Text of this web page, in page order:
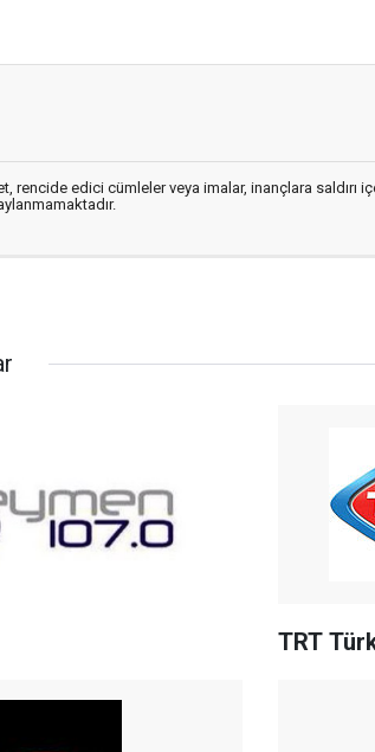
rencide edici cümleler veya imalar, inançlara saldırı
TRT